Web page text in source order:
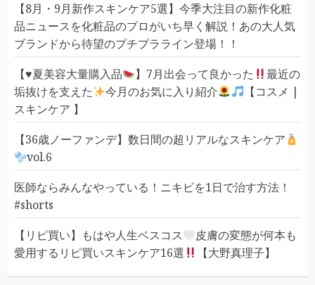
【8月・9月新作スキンケア5選】今季大注目の新作化粧
品ニュースを化粧品のプロがいち早く解説！あの大人気
ブランドから待望のプチプラライン登場！！
【♥️夏美容大量購入品 】7月出会って良かった
最近の
垢抜けを支えた
今月のお気に入り紹介
【コスメ |
スキンケア 】
【36歳ノーファンデ】数日間の超リアルなスキンケア
vol.6
医師ならみんなやっている！ニキビを1日で治す方法！
#shorts
【リピ買い】もはや人生ベスコス
皮膚の変態が何本も
愛用するリピ買いスキンケア16選
【大野真理子】